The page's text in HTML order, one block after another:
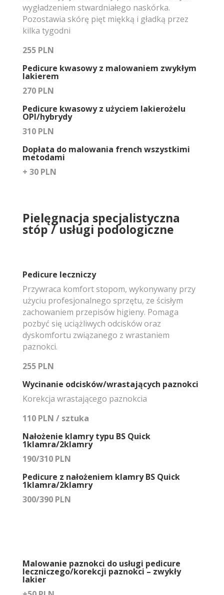
wygładzeniem stwardniałego naskórka.
Pozostawia skórę pięt miękką i gładką przez
kilka tygodni
255 PLN
Pedicure kwasowy z malowaniem zwykłym
lakierem
270 PLN
Pedicure kwasowy z użyciem lakierożelu
OPI/hybrydy
310 PLN
Dopłata do malowania french wszystkimi
metodami
+ 30 PLN
Pielęgnacja specjalistyczna
stóp / usługi podologiczne
Pedicure leczniczy
Przywraca komfort stopom, wykonywany przy
użyciu profesjonalnego sprzętu, ze ścisłym
zachowaniem przepisów higieny. Pomaga
pozbyć się uciążliwych odcisków oraz
dyskomfortu związanego z wrastaniem
paznokci.
255 PLN
Wycinanie odcisków/wrastających paznokci
Korekcja wrastającego paznokcia
110 PLN / sztuka
Nałożenie klamry typu BS Quick
1klamra/2klamry
190/310 PLN
Pedicure z nałożeniem klamry BS Quick
1klamra/2klamry
300/390 PLN
Malowanie paznokci do usługi pedicure
leczniczego/korekcji paznokci – zwykły
lakier